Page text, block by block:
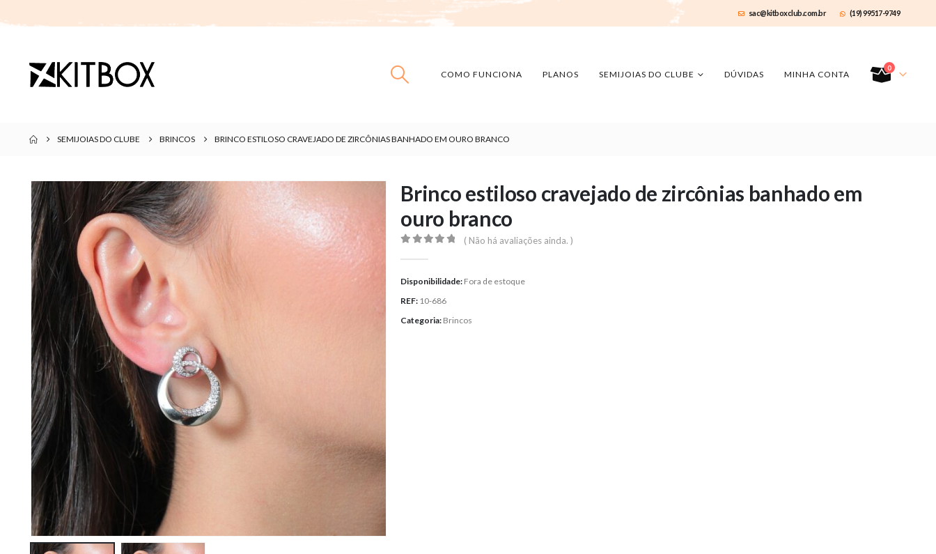
sac@kitboxclub.com.br (19) 99517-9749
COMO FUNCIONA PLANOS SEMIJOIAS DO CLUBE DÚVIDAS MINHA CONTA
0
SEMIJOIAS DO CLUBE BRINCOS BRINCO ESTILOSO CRAVEJADO DE ZIRCÔNIAS BANHADO EM OURO BRANCO
Brinco estiloso cravejado de zircônias banhado em
ouro branco
( Não há avaliações ainda. )
Disponibilidade: Fora de estoque
REF: 10-686
Categoria: Brincos